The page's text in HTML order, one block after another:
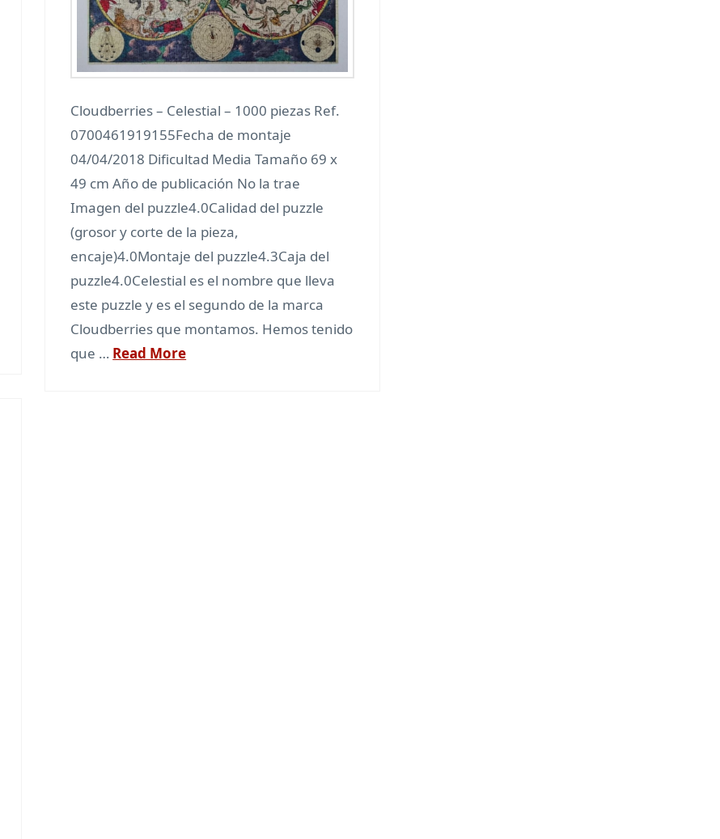
Cloudberries – Celestial – 1000 piezas Ref.
0700461919155Fecha de montaje
04/04/2018 Dificultad Media Tamaño 69 x
49 cm Año de publicación No la trae
Imagen del puzzle4.0Calidad del puzzle
(grosor y corte de la pieza,
encaje)4.0Montaje del puzzle4.3Caja del
puzzle4.0Celestial es el nombre que lleva
este puzzle y es el segundo de la marca
Cloudberries que montamos. Hemos tenido
que … Read More